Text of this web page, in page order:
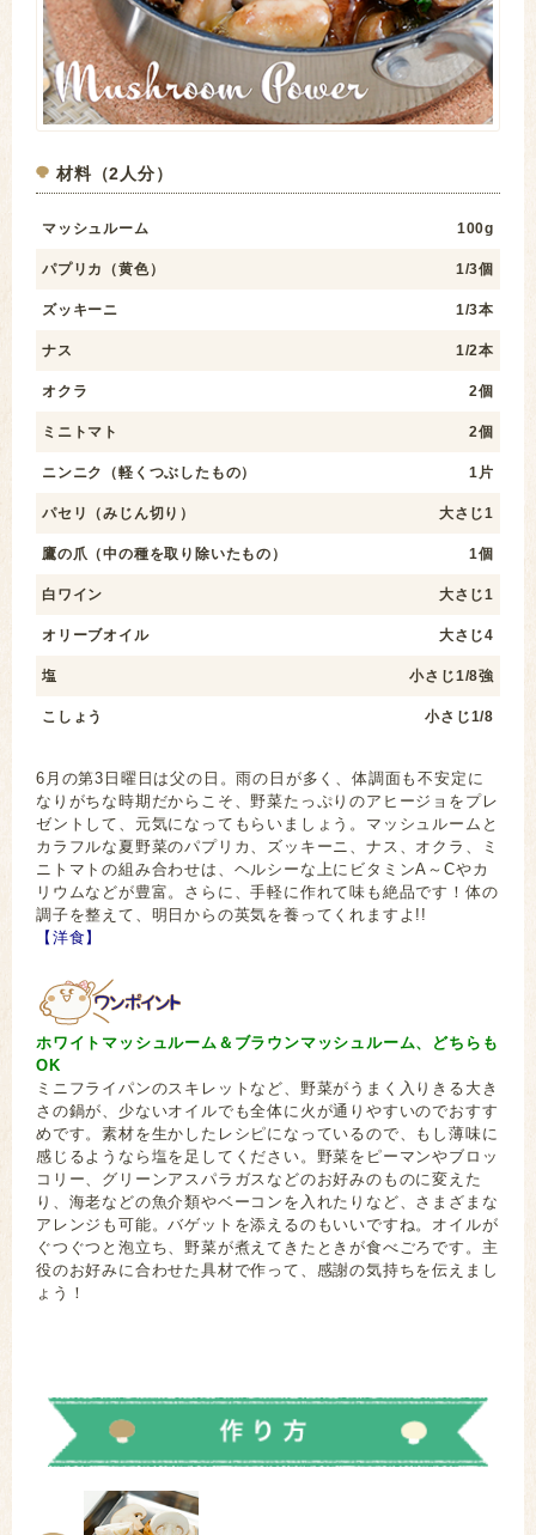
材料（2人分）
マッシュルーム 100g
パプリカ（黄色） 1/3個
ズッキーニ 1/3本
ナス 1/2本
オクラ 2個
ミニトマト 2個
ニンニク（軽くつぶしたもの） 1片
パセリ（みじん切り） 大さじ1
鷹の爪（中の種を取り除いたもの） 1個
白ワイン 大さじ1
オリーブオイル 大さじ4
塩 小さじ1/8強
こしょう 小さじ1/8
6月の第3日曜日は父の日。雨の日が多く、体調面も不安定に
なりがちな時期だからこそ、野菜たっぷりのアヒージョをプレ
ゼントして、元気になってもらいましょう。マッシュルームと
カラフルな夏野菜のパプリカ、ズッキーニ、ナス、オクラ、ミ
ニトマトの組み合わせは、ヘルシーな上にビタミンA～Cやカ
リウムなどが豊富。さらに、手軽に作れて味も絶品です！体の
調子を整えて、明日からの英気を養ってくれますよ!!
【洋食】
ホワイトマッシュルーム＆ブラウンマッシュルーム、どちらも
OK
ミニフライパンのスキレットなど、野菜がうまく入りきる大き
さの鍋が、少ないオイルでも全体に火が通りやすいのでおすす
めです。素材を生かしたレシピになっているので、もし薄味に
感じるようなら塩を足してください。野菜をピーマンやブロッ
コリー、グリーンアスパラガスなどのお好みのものに変えた
り、海老などの魚介類やベーコンを入れたりなど、さまざまな
アレンジも可能。バゲットを添えるのもいいですね。オイルが
ぐつぐつと泡立ち、野菜が煮えてきたときが食べごろです。主
役のお好みに合わせた具材で作って、感謝の気持ちを伝えまし
ょう！